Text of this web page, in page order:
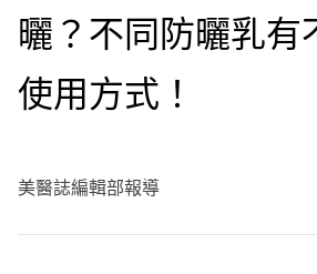
曬？不同防曬乳有
使用方式！
美醫誌編輯部報導